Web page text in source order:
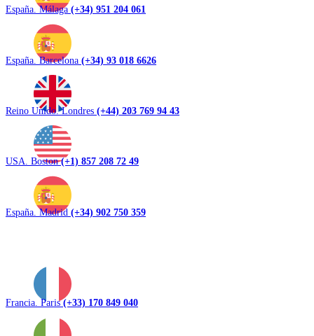
España. Málaga (+34) 951 204 061
España. Barcelona (+34) 93 018 6626
Reino Unido. Londres (+44) 203 769 94 43
USA. Boston(+1) 857 208 72 49
España. Madrid (+34) 902 750 359
Francia. Paris(+33) 170 849 040